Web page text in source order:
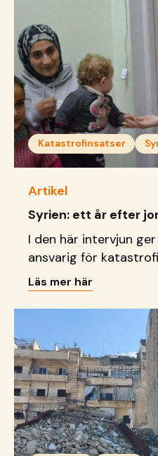
Katastrofinsatser
Artikel
Syrien: ett år efter
I den här intervjun ger
ansvarig för
Barnbyar i Syrien, en
efterdyningarna av
drabbade norra
Läs mer här